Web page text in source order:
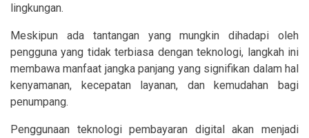
lingkungan.
Meskipun ada tantangan yang mungkin dihadapi oleh
pengguna yang tidak terbiasa dengan teknologi, langkah ini
membawa manfaat jangka panjang yang signifikan dalam hal
kenyamanan, kecepatan layanan, dan kemudahan bagi
penumpang.
Penggunaan teknologi pembayaran digital akan menjadi